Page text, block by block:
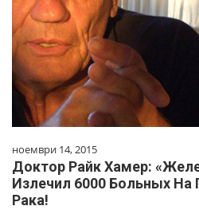
ноември 14, 2015
Доктор Райк Хамер:
Излечил 6000 Больных На
Рака!